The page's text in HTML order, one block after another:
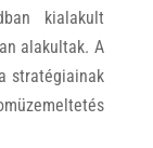
kialakult
alakultak. A
stratégiainak